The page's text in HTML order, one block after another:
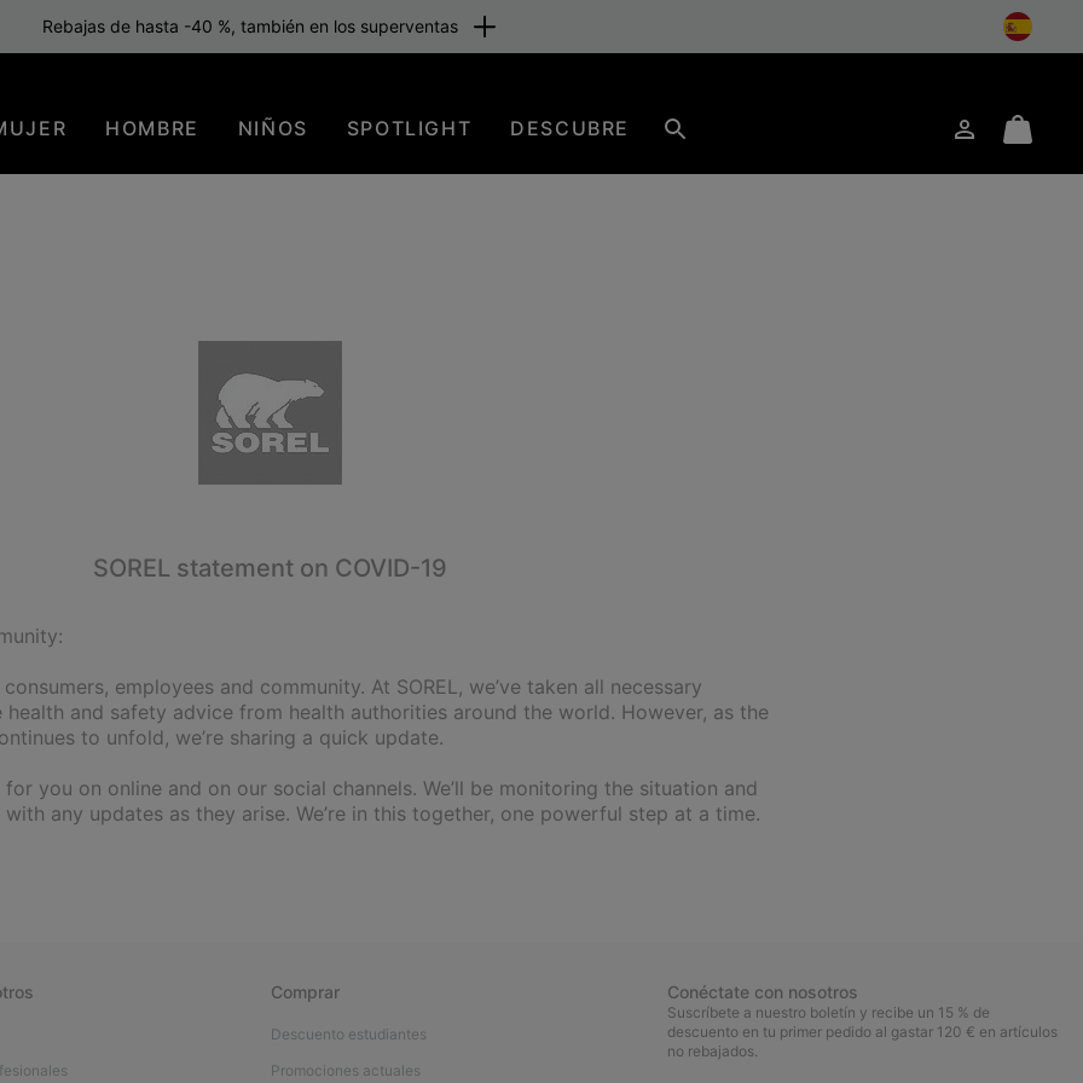
Rebajas de hasta -40 %, también en los superventas
HOMBRE NIÑOS SPOTLIGHT DESCUBRE
Iniciar
Mini
SOREL statement on COVID-19
employees and community. At SOREL, we’ve taken all necessary
and safety advice from health authorities around the world. However, as the
to unfold, we’re sharing a quick update.
for you on online and on our social channels. We’ll be monitoring the situation and
any updates as they arise. We’re in this together, one powerful step at a time.
Comprar
Descuento estudiantes
Promociones actuales
Conéctate con nosotros
Suscríbete a nuestro boletín y recibe un 15 % de
descuento en tu primer pedido al gastar 120 € en artículos
no rebajados.